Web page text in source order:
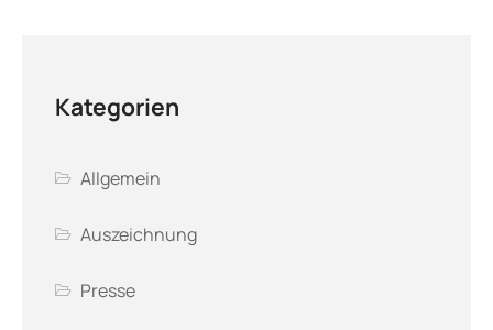
Kategorien
Allgemein
Auszeichnung
Presse